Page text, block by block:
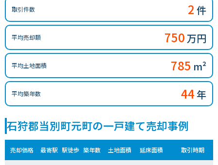
取引件数 2 件
平均売却額 750 万円
平均土地面積 785 m²
平均築年数 44年
石狩郡当別町元町の一戸建て売却事例
売却価格 最寄駅 駅徒歩 築年数 土地面積 延床面積 取引時期